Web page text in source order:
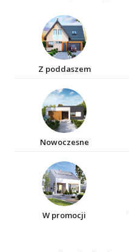
Z poddaszem
Nowoczesne
W promocji